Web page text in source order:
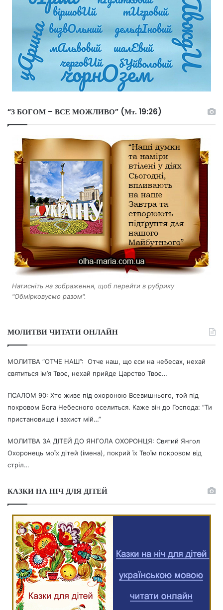
“З БОГОМ – ВСЕ МОЖЛИВО” (Мт. 19:26)
Натисніть на зображення, щоб перейти в рубрику
"Обмірковуємо разом".
МОЛИТВИ ЧИТАТИ ОНЛАЙН
МОЛИТВА “ОТЧЕ НАШ”: Отче наш, що єси на небесах, нехай
святиться ім’я Твоє, нехай прийде Царство Твоє…
ПСАЛОМ 90: Хто живе під охороною Всевишнього, той під
покровом Бога Небесного оселиться. Каже він до Господа: “Ти
пристановище і захист мій…”
МОЛИТВА ЗА ДІТЕЙ ДО ЯНГОЛА ОХОРОНЦЯ: Святий Янгол
Охоронець моїх дітей (імена), покрий їх Твоїм покровом від
стріл…
КАЗКИ НА НІЧ ДЛЯ ДІТЕЙ